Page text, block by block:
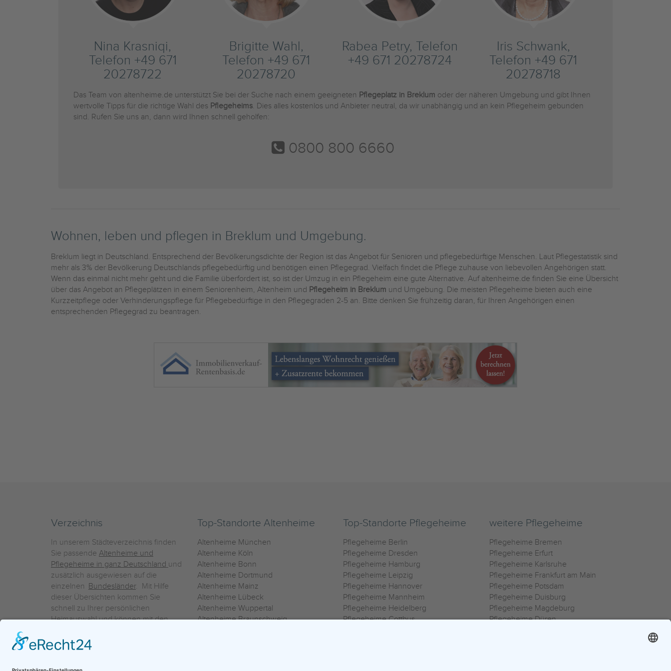
Nina Krasniqi,
Telefon +49 671
20278722
Brigitte Wahl,
Telefon +49 671
20278720
Rabea Petry, Telefon
+49 671 20278724
Iris Schwank,
Telefon +49 671
20278718
Das Team von altenheime.de unterstützt Sie bei der Suche nach einem geeigneten Pflegeplatz in Breklum oder der näheren Umgebung und gibt Ihnen
wertvolle Tipps für die richtige Wahl des Pflegeheims. Dies alles kostenlos und Anbieter neutral, da wir unabhängig und an kein Pflegeheim gebunden
sind. Rufen Sie uns an, dann wird Ihnen schnell geholfen:
0800 800 6660
Wohnen, leben und pflegen in Breklum und Umgebung.
Breklum liegt in Deutschland. Entsprechend der Bevölkerungsdichte der Region ist das Angebot für Senioren und pflegebedürftige Menschen. Laut Pflegestatistik sind
mehr als 3% der Bevölkerung Deutschlands pflegebedürftig und benötigen einen Pflegegrad. Vielfach findet die Pflege zuhause von liebevollen Angehörigen statt.
Wenn das einmal nicht mehr geht und die Familie überfordert ist, so ist der Umzug in ein Pflegeheim eine gute Alternative. Auf altenheime.de finden Sie eine Übersicht
über das Angebot an Pflegeplätzen in einem Seniorenheim, Altenheim und Pflegeheim in Breklum und Umgebung. Die meisten Pflegeheime bieten auch eine
Kurzzeitpflege oder Verhinderungspflege für Pflegebedürftige in den Pflegegraden 2-5 an. Bitte denken Sie frühzeitig daran, für Ihren Angehörigen einen
entsprechenden Pflegegrad zu beantragen.
Verzeichnis
In unserem Städteverzeichnis finden
Sie passende Altenheime und
Pflegeheime in ganz Deutschland und
zusätzlich ausgewiesen auf die
einzelnen Bundesländer. Mit Hilfe
dieser Übersichten kommen Sie
schnell zu Ihrer persönlichen
Heimauswahl und können mit den
einzelnen Häuser Leistungsvergleiche
vornehmen.
Top-Standorte Altenheime
Altenheime München
Altenheime Köln
Altenheime Bonn
Altenheime Dortmund
Altenheime Mainz
Altenheime Lübeck
Altenheime Wuppertal
Altenheime Braunschweig
Top-Standorte Pflegeheime
Pflegeheime Berlin
Pflegeheime Dresden
Pflegeheime Hamburg
Pflegeheime Leipzig
Pflegeheime Hannover
Pflegeheime Mannheim
Pflegeheime Heidelberg
Pflegeheime Cottbus
weitere Pflegeheime
Pflegeheime Bremen
Pflegeheime Erfurt
Pflegeheime Karlsruhe
Pflegeheime Frankfurt am Main
Pflegeheime Potsdam
Pflegeheime Duisburg
Pflegeheime Magdeburg
Pflegeheime Düren